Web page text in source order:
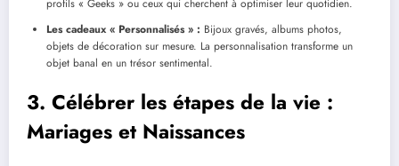
profils « Geeks » ou ceux qui cherchent à optimiser leur quotidien.
Les cadeaux « Personnalisés » : Bijoux gravés, albums photos,
objets de décoration sur mesure. La personnalisation transforme un
objet banal en un trésor sentimental.
3. Célébrer les étapes de la vie :
Mariages et Naissances